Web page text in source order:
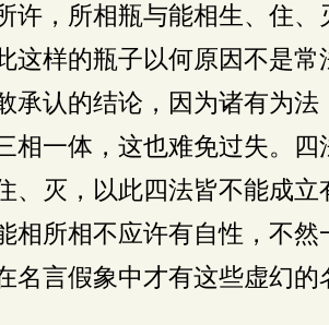
许，所相瓶与能相生、住
这样的瓶子以何原因不是
承认的结论，因为诸有为
相一体，这也难免过失。
、灭，以此四法皆不能成
相所相不应许有自性，不
名言假象中才有这些虚幻的